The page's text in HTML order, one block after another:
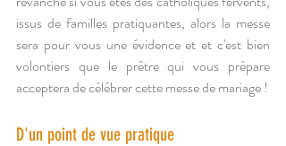
issus de familles pratiquantes, alors la messe
sera pour vous une évidence et et c'est bien
volontiers que le prêtre qui vous prépare
acceptera de célébrer cette messe de mariage !
D'un point de vue pratique